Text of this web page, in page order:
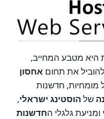
היא מטבע המחייב,
את תחום אחסון
חדשנות
שלהוסטינג ישראלי,
גלגלי החדשנות